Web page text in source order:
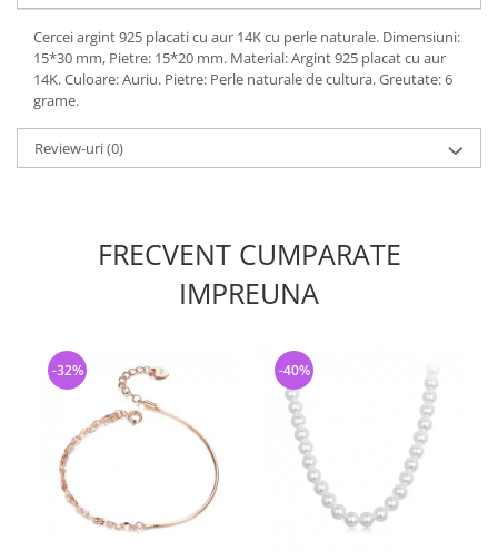
Cercei argint 925 placati cu aur 14K cu perle naturale. Dimensiuni:
15*30 mm, Pietre: 15*20 mm. Material: Argint 925 placat cu aur
14K. Culoare: Auriu. Pietre: Perle naturale de cultura. Greutate: 6
grame.
Review-uri(0)
FRECVENT CUMPARATE
IMPREUNA
-32% -40%